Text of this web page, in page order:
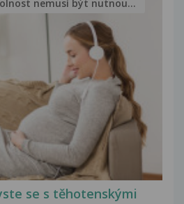
se s těhotenskými
nemusí být nutnou...